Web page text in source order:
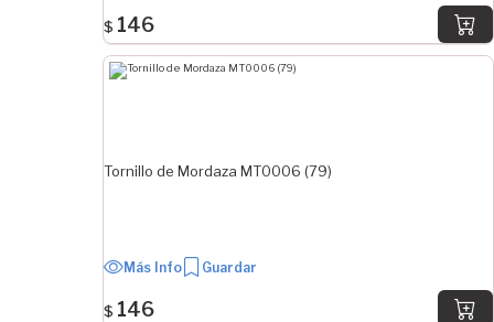
$ 146
Tornillo de Mordaza MT0006 (79)
Más Info Guardar
$ 146